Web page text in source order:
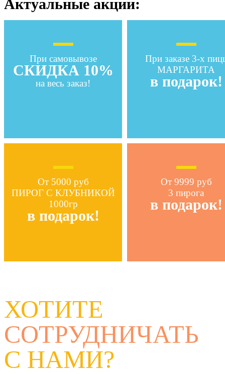
Актуальные акции:
При самовывозе
СКИДКА 10%
на весь заказ!
При заказе 3-х
МАРГАРИТА
в подарок!
От 5000 руб
ПИРОГ С КЛУБНИКОЙ
1000гр
в подарок!
От 9999 руб
3 пирога
в подарок!
ХОТИТЕ
СОТРУДНИЧАТЬ
С НАМИ?